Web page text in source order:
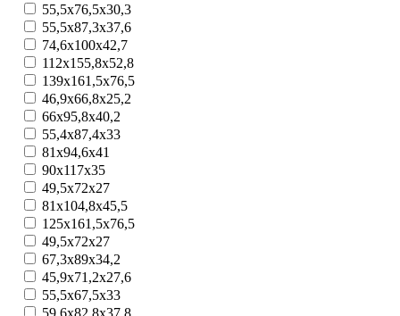
55,5х76,5х30,3
55,5х87,3x37,6
74,6х100x42,7
112x155,8х52,8
139x161,5x76,5
46,9x66,8x25,2
66x95,8x40,2
55,4x87,4x33
81х94,6x41
90x117x35
49,5х72х27
81х104,8х45,5
125х161,5х76,5
49,5x72x27
67,3x89x34,2
45,9x71,2х27,6
55,5x67,5x33
59,6x82,8x37,8